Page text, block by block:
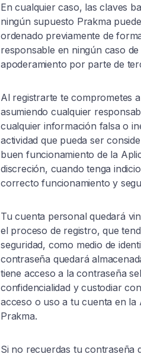
En cualquier caso, las claves
ningún supuesto Prakma
ordenado previamente de
responsable en ningún caso
apoderamiento por parte de
Al registrarte te comprometes
asumiendo cualquier
cualquier información falsa o
actividad que pueda ser
buen funcionamiento de la
discreción, cuando tenga
correcto funcionamiento y
Tu cuenta personal quedará
el proceso de registro, que
seguridad, como medio de
contraseña quedará
tiene acceso a la contraseña
confidencialidad y custodiar
acceso o uso a tu cuenta en
Prakma.
Si no recuerdas tu contraseña